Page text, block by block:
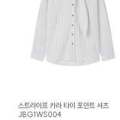
스트라이프 카라 타이 포인트 셔츠
JBG1WS004